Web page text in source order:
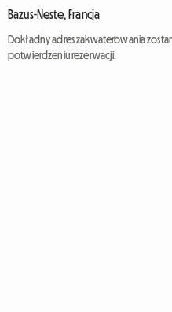
Bazus-Neste, Francja
Dokładny adres zakwaterowania
potwierdzeniu rezerwacji.